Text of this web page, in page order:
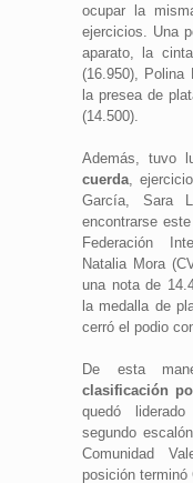
ocupar la
ejercicios. Una
aparato, la
(16.950), Polina
la presea de
(14.500).
Además, tuvo
cuerda,
García, Sara
encontrarse
Federación
Natalia Mora
una nota de
la medalla de
cerró el podio
De esta
clasificación
quedó
segundo
Comunidad
posición terminó